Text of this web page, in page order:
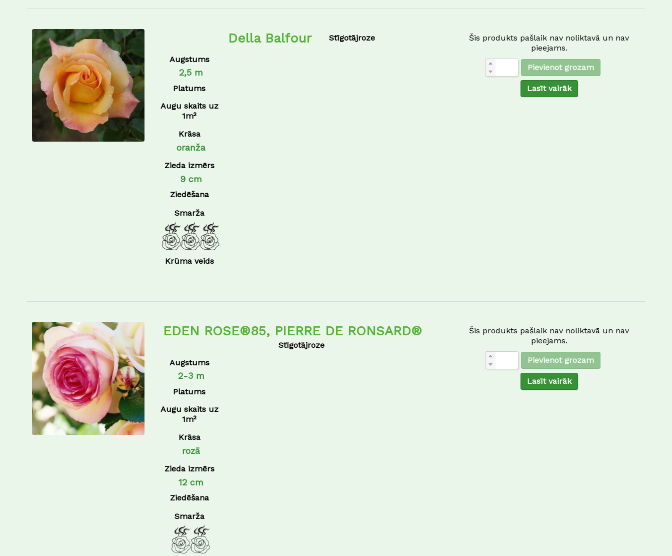
Della Balfour Stīgotājroze
Augstums
2,5 m
Platums
Augu skaits uz
1m²
Krāsa
oranža
Zieda izmērs
9 cm
Ziedēšana
Smarža
Krūma veids
Šis produkts pašlaik nav noliktavā un nav
pieejams.
Pievienot grozam
Lasīt vairāk
EDEN ROSE®85, PIERRE DE RONSARD®
Stīgotājroze
Augstums
2-3 m
Platums
Augu skaits uz
1m²
Krāsa
rozā
Zieda izmērs
12 cm
Ziedēšana
Smarža
Šis produkts pašlaik nav noliktavā un nav
pieejams.
Pievienot grozam
Lasīt vairāk